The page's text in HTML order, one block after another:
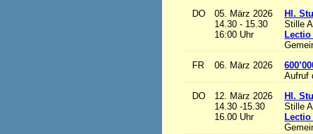
DO
05. März 2026
14.30 - 15.30
16:00 Uhr
Hl.
Stille
FR
06. März 2026
Aufruf
DO
12. März 2026
14.30 -15.30
16.00 Uhr
Hl.
Stille